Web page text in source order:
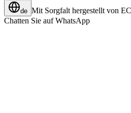
de Mit Sorgfalt hergestellt von
Chatten Sie auf WhatsApp